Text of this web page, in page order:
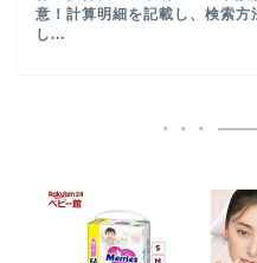
意！計算明細を記載し、検索方
し...